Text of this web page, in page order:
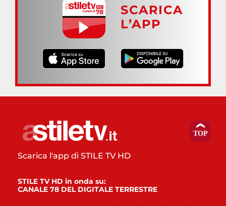
SCARICA
L’APP
Scarica l'app di STILE TV HD
STILE TV HD in onda su:
CANALE 78 DEL DIGITALE TERRESTRE